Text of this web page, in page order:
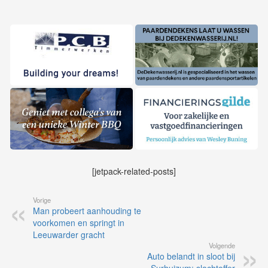
[jetpack-related-posts]
Vorige
Man probeert aanhouding te
voorkomen en springt in
Leeuwarder gracht
Volgende
Auto belandt in sloot bij